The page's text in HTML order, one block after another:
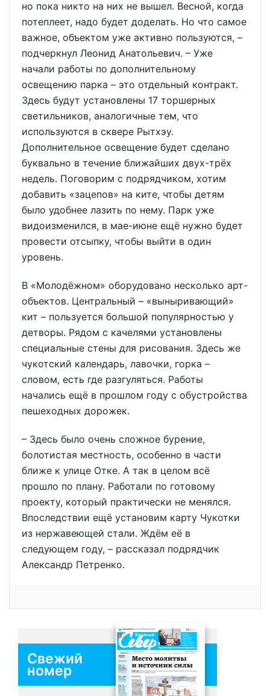
но пока никто на них не вышел. Весной, когда
потеплеет, надо будет доделать. Но что самое
важное, объектом уже активно пользуются, –
подчеркнул Леонид Анатольевич. – Уже
начали работы по дополнительному
освещению парка – это отдельный контракт.
Здесь будут установлены 17 торшерных
светильников, аналогичные тем, что
используются в сквере Рытхэу.
Дополнительное освещение будет сделано
буквально в течение ближайших двух-трёх
недель. Поговорим с подрядчиком, хотим
добавить «зацепов» на ките, чтобы детям
было удобнее лазить по нему. Парк уже
видоизменился, в мае-июне ещё нужно будет
провести отсыпку, чтобы выйти в один
уровень.
В «Молодёжном» оборудовано несколько арт-
объектов. Центральный – «выныривающий»
кит – пользуется большой популярностью у
детворы. Рядом с качелями установлены
специальные стены для рисования. Здесь же
чукотский календарь, лавочки, горка –
словом, есть где разгуляться. Работы
начались ещё в прошлом году с обустройства
пешеходных дорожек.
– Здесь было очень сложное бурение,
болотистая местность, особенно в части
ближе к улице Отке. А так в целом всё
прошло по плану. Работали по готовому
проекту, который практически не менялся.
Впоследствии ещё установим карту Чукотки
из нержавеющей стали. Ждём её в
следующем году, – рассказал подрядчик
Александр Петренко.
Свежий
номер